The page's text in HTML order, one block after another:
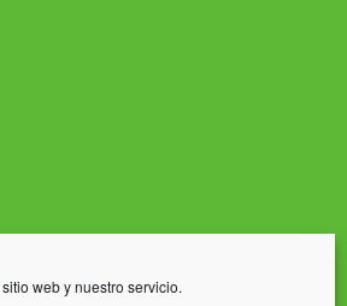
web y nuestro servicio.